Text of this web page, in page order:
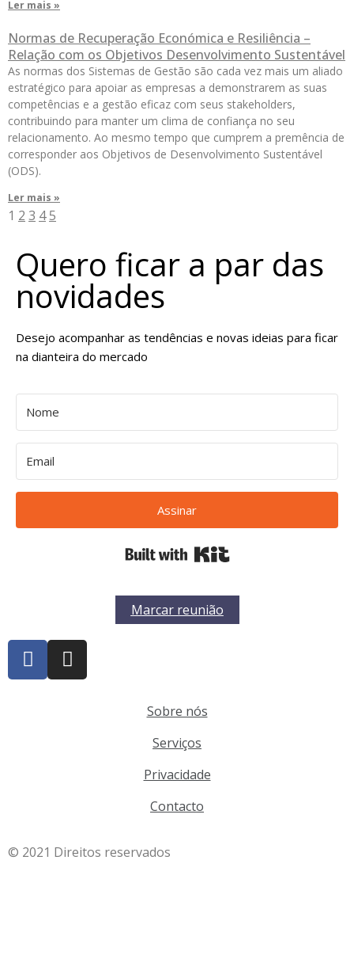
Ler mais »
Normas de Recuperação Económica e Resiliência –
Relação com os Objetivos Desenvolvimento Sustentável
As normas dos Sistemas de Gestão são cada vez mais um aliado
estratégico para apoiar as empresas a demonstrarem as suas
competências e a gestão eficaz com seus stakeholders,
contribuindo para manter um clima de confiança no seu
relacionamento. Ao mesmo tempo que cumprem a premência de
corresponder aos Objetivos de Desenvolvimento Sustentável
(ODS).
Ler mais »
1 2 3 45
Quero ficar a par das
novidades
Desejo acompanhar as tendências e novas ideias para ficar
na dianteira do mercado
Assinar
Marcar reunião
Sobre nós
Serviços
Privacidade
Contacto
© 2021 Direitos reservados